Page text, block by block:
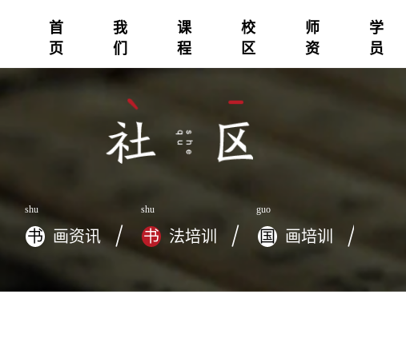
首
页
我
们
课
程
校
区
师
资
学
员
shu
书 画资讯
shu
书 法培训
guo
国 画培训